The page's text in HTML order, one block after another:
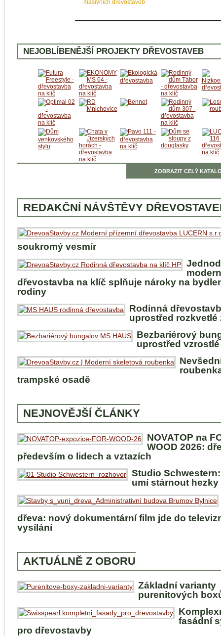
masivních dřevostaveb
NEJOBLÍBENĚJŠÍ PROJEKTY DŘEVOSTAVEB
ZOBRAZIT CELÝ
REDAKČNÍ NÁVŠTĚVY
soukromý vesmír
dřevostavba na klíč splňuje nároky na
rodiny
Rodinná
uprostřed rozkvetlé
Bezbariérový
uprostřed
trampské osadě
NEJNOVĚJŠÍ ČLÁNKY
NOVATOP na
WOOD 2026:
především o lidech a vztazích
Studio
umí stárnout hezky
dřeva: nový dokumentární film jde do
vysílání
AKTUÁLNĚ Z OBORU
Základní varianty
purenitových
fasádní
pro dřevostavby